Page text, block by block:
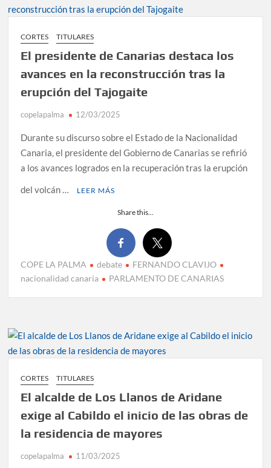
CORTES TITULARES
El presidente de Canarias destaca los
avances en la reconstrucción tras la
erupción del Tajogaite
copelapalma 12/03/2025
Durante su discurso sobre el Estado de la Nacionalidad
Canaria, el presidente del Gobierno de Canarias se refirió
a los avances logrados en la recuperación tras la erupción
del volcán …
LEER MÁS
Share this...
COPE LA PALMA debate
FERNANDO CLAVIJO
nacionalidad canaria
PARLAMENTO DE CANARIAS
CORTES TITULARES
El alcalde de Los Llanos de Aridane
exige al Cabildo el inicio de las obras de
la residencia de mayores
copelapalma 11/03/2025